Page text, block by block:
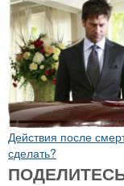
Действия после
сделать?